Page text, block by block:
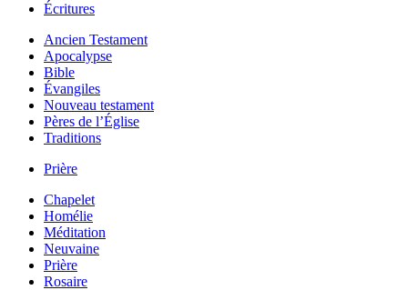
Écritures
Ancien Testament
Apocalypse
Bible
Évangiles
Nouveau testament
Pères de l’Église
Traditions
Prière
Chapelet
Homélie
Méditation
Neuvaine
Prière
Rosaire